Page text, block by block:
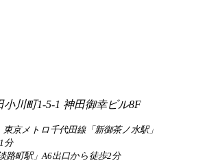
川町1-5-1 神田御幸ビル8F
京メトロ千代田線「新御茶ノ水駅」
分
路町駅」A6出口から徒歩2分